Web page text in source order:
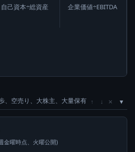
自己資本÷総資産 企業価値÷EBITDA
、空売り、大株主、大量保有 ↑ ↓ ×
金曜時点、火曜公開)